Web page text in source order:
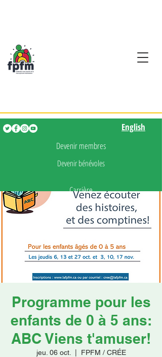
Devenir membres
Devenir bénévoles
Carrière
Presse
Faire un don
English
Programme pour les
enfants de 0 à 5 ans:
ABC Viens t'amuser!
jeu. 06 oct. FPFM / CRÉE